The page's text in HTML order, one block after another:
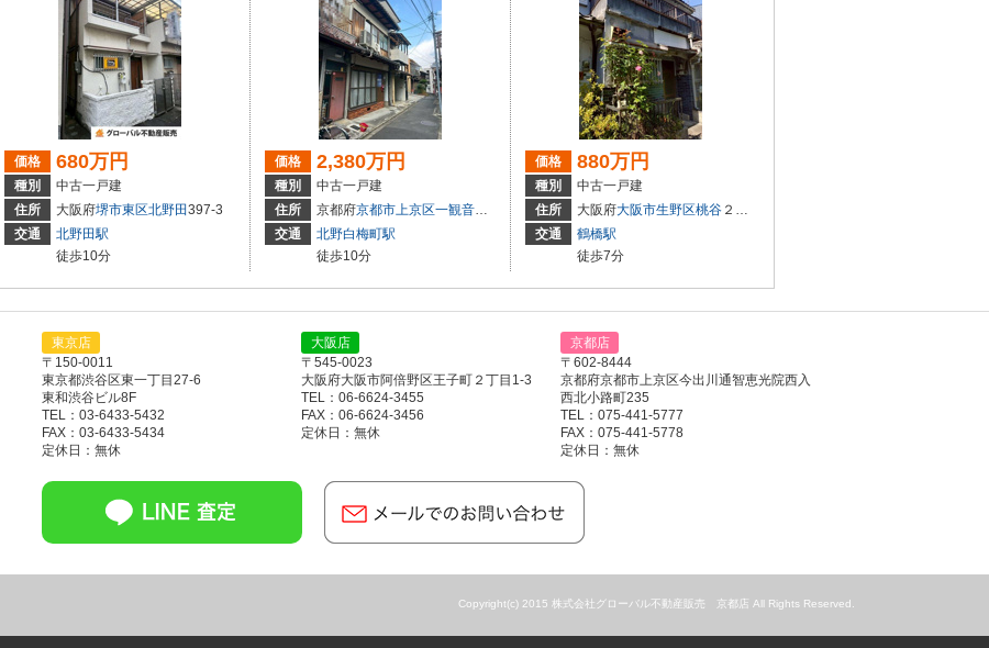
49-17
価格 680万円
種別
中古一戸建
住所
大阪府堺市東区北野田397-3
交通
北野田駅
徒歩10分
価格 2,380万円
種別
中古一戸建
住所
京都府京都市上京区一観音町
428-15、428-16
交通
北野白梅町駅
徒歩10分
価格 880万円
種別
中古一戸建
住所
大阪府大阪市生野区桃谷 ２丁目11-15
交通
鶴橋駅
徒歩7分
東京店
〒150-0011
東京都渋谷区東一丁目27-6
東和渋谷ビル8F
TEL：03-6433-5432
FAX：03-6433-5434
定休日：無休
大阪店
〒545-0023
大阪府大阪市阿倍野区王子町２丁目1-3
TEL：06-6624-3455
FAX：06-6624-3456
定休日：無休
京都店
〒602-8444
京都府京都市上京区今出川通智恵光院西入
西北小路町235
TEL：075-441-5777
FAX：075-441-5778
定休日：無休
Copyright(c) 2015 株式会社グローバル不動産販売 京都店 All Rights Reserved.